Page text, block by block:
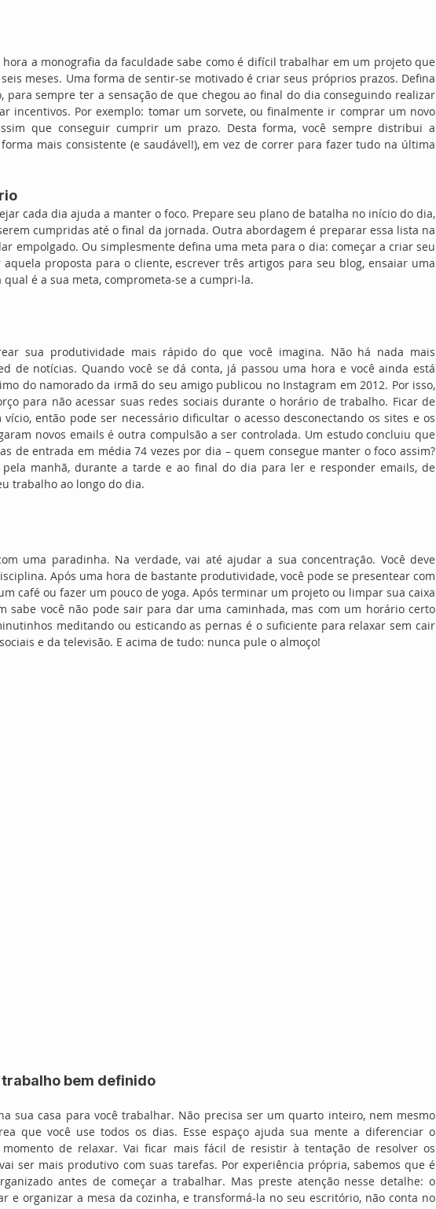
a monografia da faculdade sabe como é difícil trabalhar em um projeto que
meses. Uma forma de sentir-se motivado é criar seus próprios prazos. Defina
para sempre ter a sensação de que chegou ao final do dia conseguindo realizar
incentivos. Por exemplo: tomar um sorvete, ou finalmente ir comprar um novo
que conseguir cumprir um prazo. Desta forma, você sempre distribui a
mais consistente (e saudável!), em vez de correr para fazer tudo na última
cada dia ajuda a manter o foco. Prepare seu plano de batalha no início do dia,
cumpridas até o final da jornada. Outra abordagem é preparar essa lista na
empolgado. Ou simplesmente defina uma meta para o dia: começar a criar seu
proposta para o cliente, escrever três artigos para seu blog, ensaiar uma
é a sua meta, comprometa-se a cumpri-la.
sua produtividade mais rápido do que você imagina. Não há nada mais
de notícias. Quando você se dá conta, já passou uma hora e você ainda está
do namorado da irmã do seu amigo publicou no Instagram em 2012. Por isso,
para não acessar suas redes sociais durante o horário de trabalho. Ficar de
então pode ser necessário dificultar o acesso desconectando os sites e os
novos emails é outra compulsão a ser controlada. Um estudo concluiu que
de entrada em média 74 vezes por dia – quem consegue manter o foco assim?
pela manhã, durante a tarde e ao final do dia para ler e responder emails, de
trabalho ao longo do dia.
uma paradinha. Na verdade, vai até ajudar a sua concentração. Você deve
Após uma hora de bastante produtividade, você pode se presentear com
café ou fazer um pouco de yoga. Após terminar um projeto ou limpar sua caixa
sabe você não pode sair para dar uma caminhada, mas com um horário certo
meditando ou esticando as pernas é o suficiente para relaxar sem cair
e da televisão. E acima de tudo: nunca pule o almoço!
bem definido
sua casa para você trabalhar. Não precisa ser um quarto inteiro, nem mesmo
que você use todos os dias. Esse espaço ajuda sua mente a diferenciar o
de relaxar. Vai ficar mais fácil de resistir à tentação de resolver os
ser mais produtivo com suas tarefas. Por experiência própria, sabemos que é
antes de começar a trabalhar. Mas preste atenção nesse detalhe: o
e organizar a mesa da cozinha, e transformá-la no seu escritório, não conta no